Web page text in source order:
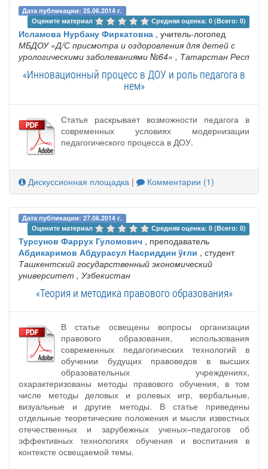
Дата публикации: 25.06.2014 г.
Оцените материал
Средняя оценка: 0 (Всего: 0)
Исламова Нурбану Фиркатовна , учитель-логопед
МБДОУ «Д/С присмотра и оздоровления для детей с
урологическими заболеваниями №64» , Татарстан Респ
«Инновационный процесс в ДОУ и роль педагога в
нем»
Статья раскрывает возможности педагога в
современных условиях модернизации
педагогического процесса в ДОУ.
Дискуссионная площадка | Комментарии (1)
Дата публикации: 27.06.2014 г.
Оцените материал
Средняя оценка: 0 (Всего: 0)
Турсунов Фаррух Гуломович , преподаватель
Абдикаримов Абдурасул Насриддин ўғли , студент
Ташкентский государственный экономический
университет , Узбекистан
«Теория и методика правового образования»
В статье освещены вопросы организации
правового образования, использования
современных педагогических технологий в
обучении будущих правоведов в высших
образовательных учреждениях,
охарактеризованы методы правового обучения, в том
числе методы деловых и ролевых игр, вербальные,
визуальные и другие методы. В статье приведены
отдельные теоретические положения и мысли известных
отечественных и зарубежных ученых–педагогов об
эффективных технологиях обучения и воспитания в
контексте освещаемой темы.